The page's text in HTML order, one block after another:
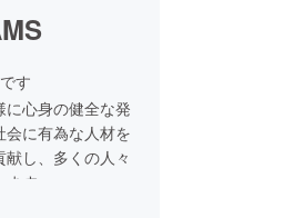
す
心身の健全な発
に有為な人材を
し、多くの人々
す。
力で、よりいっ